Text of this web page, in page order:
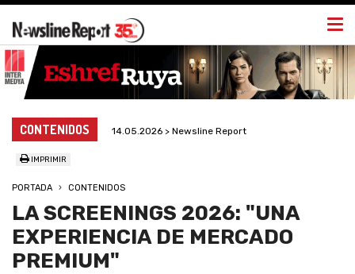
CONTENIDOS 14.05.2026 > Newsline Report
IMPRIMIR
PORTADA CONTENIDOS
LA SCREENINGS 2026: "UNA
EXPERIENCIA DE MERCADO
PREMIUM"